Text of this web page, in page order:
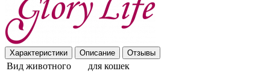
Характеристики Описание Отзывы
Вид животного
для кошек